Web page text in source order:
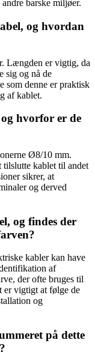
barske miljøer.
og hvordan
Længden er vigtig, da
sig og nå de
som denne er praktisk
af kablet.
hvorfor er de
Ø8/10 mm.
tilslutte kablet til andet
sikrer, at
og derved
og findes der
kabler kan have
af
der ofte bruges til
er vigtigt at følge de
og
på dette